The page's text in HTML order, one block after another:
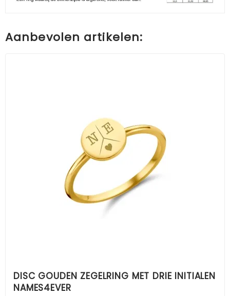
Aanbevolen artikelen:
DISC GOUDEN ZEGELRING MET DRIE INITIALEN
NAMES4EVER